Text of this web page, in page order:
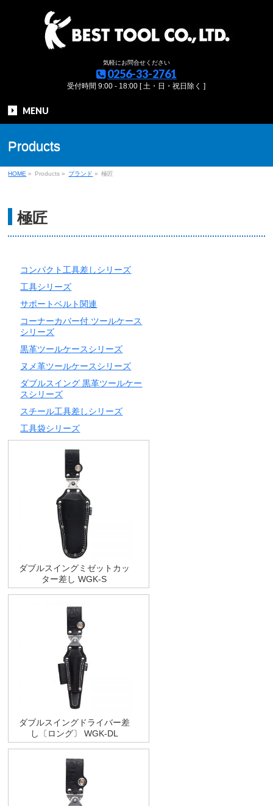
気軽にお問合せください
0256-33-2761
受付時間 9:00 - 18:00 [ 土・日・祝日除く ]
MENU
Products
HOME » Products » ブランド » 極匠
極匠
コンパクト工具差しシリーズ
工具シリーズ
サポートベルト関連
コーナーカバー付 ツールケース
シリーズ
黒革ツールケースシリーズ
ヌメ革ツールケースシリーズ
ダブルスイング 黒革ツールケー
スシリーズ
スチール工具差しシリーズ
工具袋シリーズ
ダブルスイングミゼットカッ
ター差し WGK-S
ダブルスイングドライバー差
し〔ロング〕 WGK-DL